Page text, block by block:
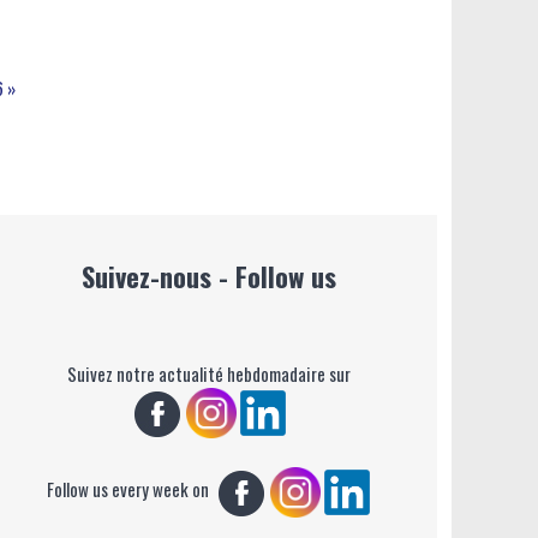
»
Suivez-nous - Follow us
Suivez notre actualité hebdomadaire sur
Follow us every week on